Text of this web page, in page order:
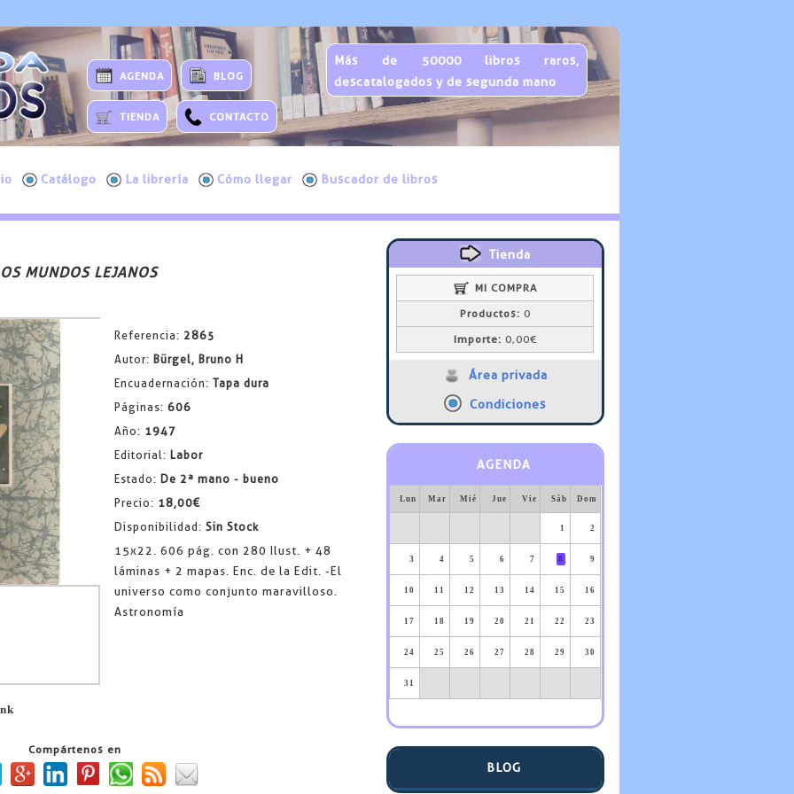
AGENDA BLOG
TIENDA CONTACTO
Más de 50000 libros raros,
descatalogados y de segunda mano
Catálogo La librería Cómo llegar Buscador de libros
MUNDOS LEJANOS
Referencia: 2865
Autor: Bürgel, Bruno H
Encuadernación: Tapa dura
Páginas: 606
Año: 1947
Editorial: Labor
Estado: De 2ª mano - bueno
Precio: 18,00€
Disponibilidad: Sin Stock
15x22. 606 pág. con 280 Ilust. + 48
láminas + 2 mapas. Enc. de la Edit. -El
universo como conjunto maravilloso.
Astronomía
Compártenos en
Tienda
MI COMPRA
Productos: 0
Importe: 0,00€
Área privada
Condiciones
AGENDA
Lun Mar Mié Jue Vie Sáb Dom
1 2
3 4 5 6 7 8 9
10 11 12 13 14 15 16
17 18 19 20 21 22 23
24 25 26 27 28 29 30
31
BLOG